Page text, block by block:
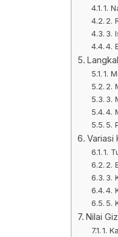
1.
2.
3.
4.
1.
2.
3.
4.
5.
Variasi
1.
2.
3.
4.
5.
Nilai
1.